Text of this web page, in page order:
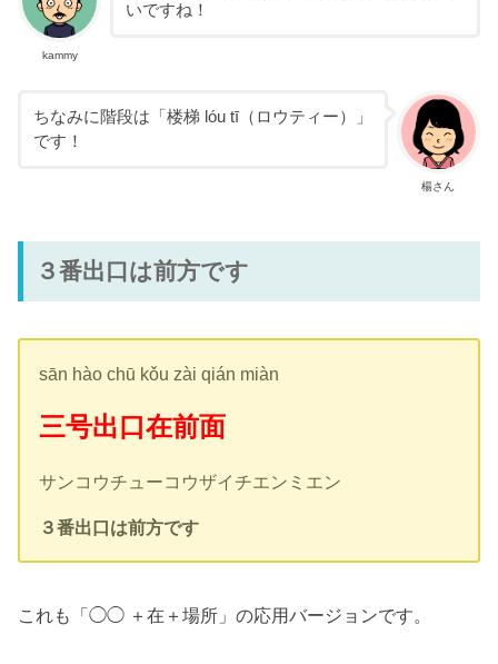
kammy
いですね！
楊さん
ちなみに階段は「楼梯 lóu tī（ロウティー）」
です！
３番出口は前方です
sān hào chū kǒu zài qián miàn
三号出口在前面
サンコウチューコウザイチエンミエン
３番出口は前方です
これも「◯◯ ＋在＋場所」の応用バージョンです。